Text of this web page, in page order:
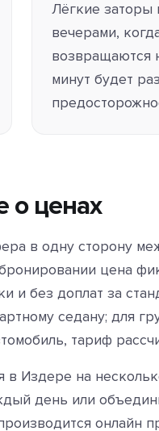
Лёгкие заторы
вечерами,
возвращаются
минут будет
о ценах
в одну сторону
цена
и без доплат за
седану; для
тариф
в Издере на
день или